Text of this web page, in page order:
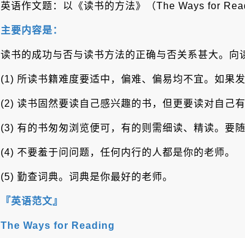
英语作文题：以《读书的方法》（The Ways for
主要内容是：
读书的成功与否与读书方法的正确与否关系甚大。向
(1) 所读书籍难度要适中，偏难、偏易均不宜。如果
(2) 读书固然要读自己感兴趣的书，但更要读对自己有
(3) 有的书匆匆浏览便可，有的则需细读、精读。要随
(4) 不要羞于问问题，任何内行的人都是你的老师。
(5) 勤查词典。词典是你最好的老师。
『英语范文』
The Ways for Reading